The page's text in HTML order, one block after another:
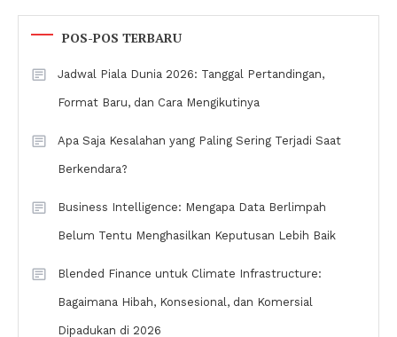
POS-POS TERBARU
Jadwal Piala Dunia 2026: Tanggal Pertandingan,
Format Baru, dan Cara Mengikutinya
Apa Saja Kesalahan yang Paling Sering Terjadi Saat
Berkendara?
Business Intelligence: Mengapa Data Berlimpah
Belum Tentu Menghasilkan Keputusan Lebih Baik
Blended Finance untuk Climate Infrastructure:
Bagaimana Hibah, Konsesional, dan Komersial
Dipadukan di 2026